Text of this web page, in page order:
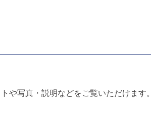
や写真・説明などをご覧いただけます。